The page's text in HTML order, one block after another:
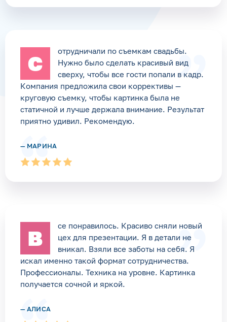
С
отрудничали по съемкам свадьбы.
Нужно было сделать красивый вид
сверху, чтобы все гости попали в кадр.
Компания предложила свои коррективы —
круговую съемку, чтобы картинка была не
статичной и лучше держала внимание. Результат
приятно удивил. Рекомендую.
— МАРИНА
В
се понравилось. Красиво сняли новый
цех для презентации. Я в детали не
вникал. Взяли все заботы на себя. Я
искал именно такой формат сотрудничества.
Профессионалы. Техника на уровне. Картинка
получается сочной и яркой.
— АЛИСА